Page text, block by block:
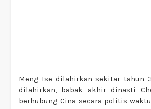
Meng-Tse dilahirkan sekitar tahun
dilahirkan, babak akhir dinasti
berhubung Cina secara politis